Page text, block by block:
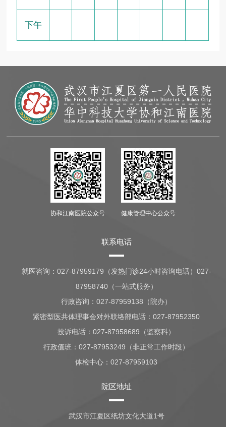
下午
协和江南医院公众号 健康管理中心公众号
联系电话
就医咨询： 027-87959179（发热门诊24小时咨询电话）027-
87958740（一站式服务）
行政咨询：027-87959138（院办）
紧密型医共体理事会对外联络部电话：027-87952350
投诉电话：027-87958689（监察科）
行政值班：027-87953249（非正常工作时段）
体检中心：027-87959103
院区地址
武汉市江夏区纸坊文化大道1号